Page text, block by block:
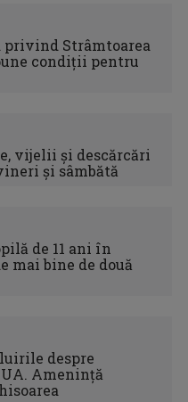
privind Strâmtoarea
condiții pentru
vijelii şi descărcări
şi sâmbătă
de 11 ani în
mai bine de două
despre
Amenință